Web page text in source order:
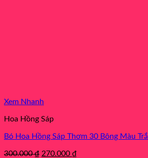
Xem Nhanh
Hoa Hồng Sáp
Bó Hoa Hồng Sáp Thơm 30 Bông Màu
300.000₫ Original
270.000 ₫